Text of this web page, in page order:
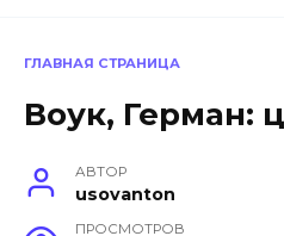
ГЛАВНАЯ СТРАНИЦА
Воук, Герман:
АВТОР
usovanton
ПРОСМОТРОВ